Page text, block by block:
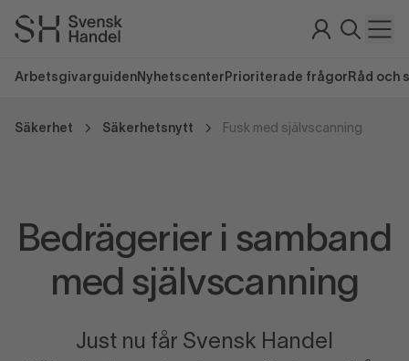
Arbetsgivarguiden Nyhetscenter Prioriterade frågor Råd och
Säkerhet Säkerhetsnytt Fusk med självscanning
Bedrägerier i samband
med självscanning
Just nu får Svensk Handel